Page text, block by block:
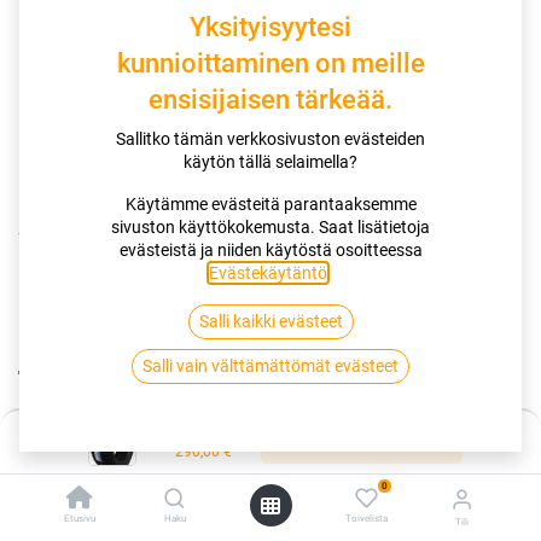
290,00€
Etusivu Haku
0
Toivelista Tili
Kauppa
12x33.00R17 120R BLACKBEAR ALL TERRAIN II XL LT 3PMSF
12x33.00R17 120R BLACKBEAR ALL
TERRAIN II XL LT 3PMSF
290,00€/ kpl
Saatavilla
Yksityisyytesi
kunnioittaminen on meille
ensisijaisen tärkeää.
Sallitko tämän verkkosivuston evästeiden
käytön tällä selaimella?
Käytämme evästeitä parantaaksemme
sivuston käyttökokemusta. Saat lisätietoja
evästeistä ja niiden käytöstä osoitteessa
Evästekäytäntö
Salli kaikki evästeet
Salli vain välttämättömät evästeet